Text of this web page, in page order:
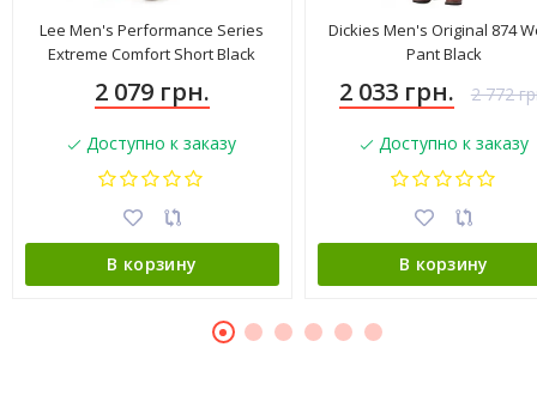
Lee Men's Performance Series
Extreme Comfort Short Black
2 079 грн.
Доступно к заказу
В корзину
Dickies Men's Original 874
Pant Black
2 033 грн. 2 772
Доступно к заказу
В корзину